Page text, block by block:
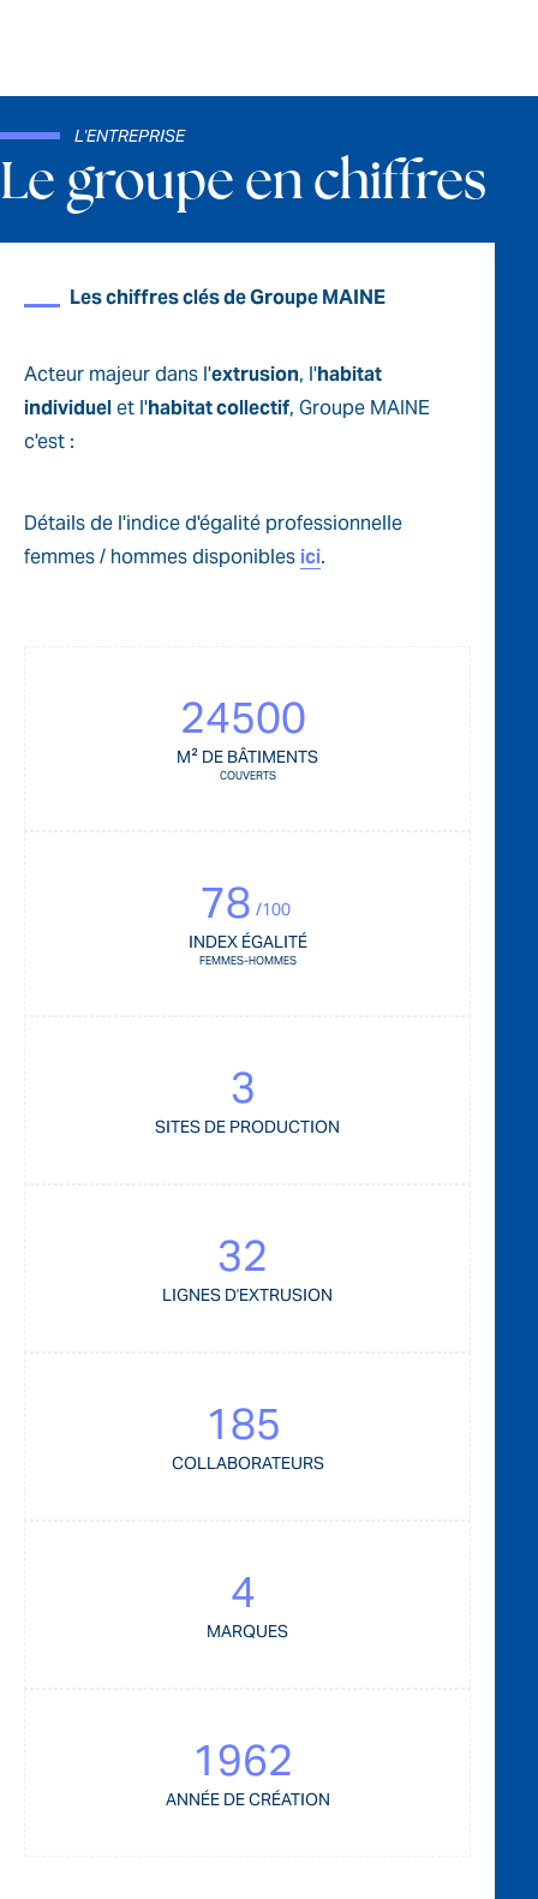
L'ENTREPRISE
Le groupe en chiffres
Les chiffres clés de Groupe MAINE
Acteur majeur dans l'extrusion, l'habitat
individuelet l'habitat collectif, Groupe MAINE
c'est :
Détails de l'indice d'égalité professionnelle
femmes / hommes disponibles ici.
24500
M² DE BÂTIMENTS
COUVERTS
78 /100
INDEX ÉGALITÉ
FEMMES-HOMMES
3
SITES DE PRODUCTION
32
LIGNES D'EXTRUSION
185
COLLABORATEURS
4
MARQUES
1962
ANNÉE DE CRÉATION